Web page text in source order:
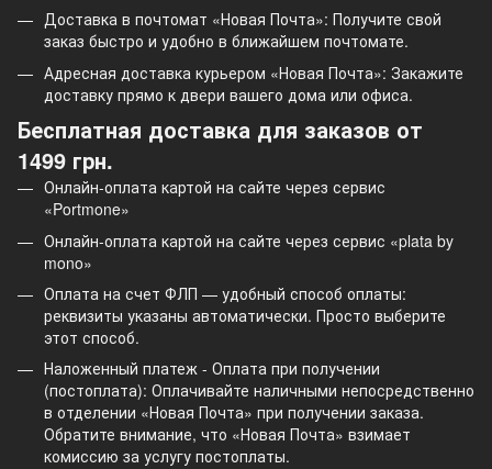
Доставка в почтомат «Новая Почта»: Получите свой
заказ быстро и удобно в ближайшем почтомате.
Адресная доставка курьером «Новая Почта»: Закажите
доставку прямо к двери вашего дома или офиса.
Бесплатная доставка для заказов от
1499 грн.
Онлайн-оплата картой на сайте через сервис
«Portmone»
Онлайн-оплата картой на сайте через сервис «plata by
mono»
Оплата на счет ФЛП — удобный способ оплаты:
реквизиты указаны автоматически. Просто выберите
этот способ.
Наложенный платеж - Оплата при получении
(постоплата): Оплачивайте наличными непосредственно
в отделении «Новая Почта» при получении заказа.
Обратите внимание, что «Новая Почта» взимает
комиссию за услугу постоплаты.